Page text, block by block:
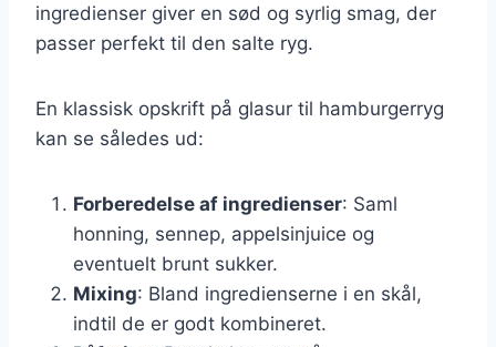
ingredienser giver en sød og syrlig smag, der
passer perfekt til den salte ryg.
En klassisk opskrift på glasur til hamburgerryg
kan se således ud:
Forberedelse af ingredienser: Saml
honning, sennep, appelsinjuice og
eventuelt brunt sukker.
Mixing: Bland ingredienserne i en skål,
indtil de er godt kombineret.